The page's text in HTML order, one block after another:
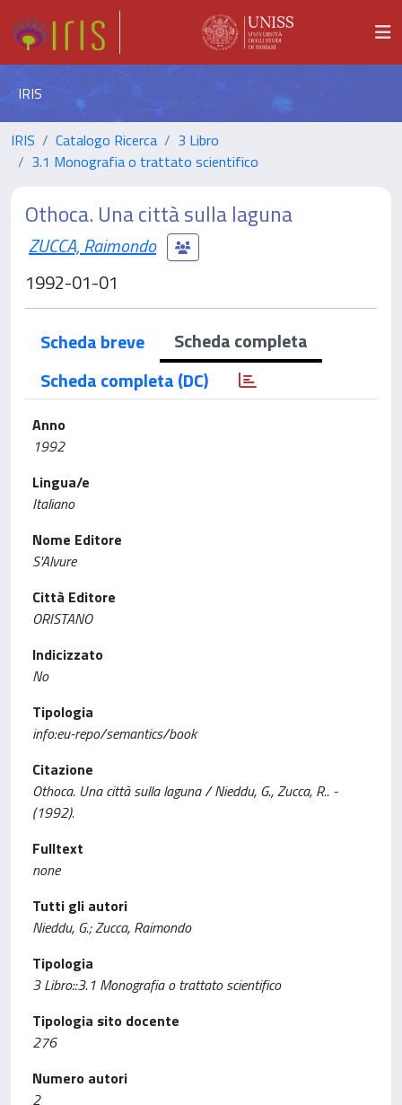
IRIS
IRIS Catalogo Ricerca
3 Libro
3.1 Monografia o trattato scientifico
Othoca. Una città sulla laguna
ZUCCA, Raimondo
1992-01-01
Scheda breve
Scheda completa
Scheda completa (DC)
Anno
1992
Lingua/e
Italiano
Nome Editore
S'Alvure
Città Editore
ORISTANO
Indicizzato
No
Tipologia
info:eu-repo/semantics/book
Citazione
Othoca. Una città sulla laguna / Nieddu, G., Zucca, R.. -
(1992).
Fulltext
none
Tutti gli autori
Nieddu, G.; Zucca, Raimondo
Tipologia
3 Libro::3.1 Monografia o trattato scientifico
Tipologia sito docente
276
Numero autori
2